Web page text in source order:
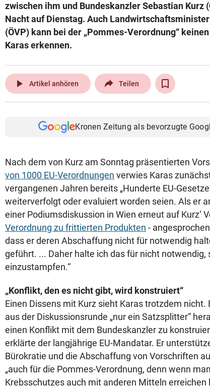
zwischen ihm und Bundeskanzler Sebastian Kurz
Nacht auf Dienstag. Auch
(ÖVP) kann bei der „Pommes-Verordnung“
Karas erkennen.
play_arrow Artikel anhören Teilen
Kronen Zeitung als bevorzugte
Nach dem von Kurz am Sonntag präsentierten
von 1000 EU-Verordnungen verwies Karas
vergangenen Jahren bereits „Hunderte EU-
weiterverfolgt oder evaluiert worden seien. Als er
einer Podiumsdiskussion in Wien erneut auf Kurz‘
Verordnung zu frittierten Produkten -
dass er deren Abschaffung nicht für notwendig
geführt. ... Daher halte ich das für nicht
einzustampfen.“
„Konflikt, den es nicht gibt, wird konstruiert“
Einen Dissens mit Kurz sieht Karas trotzdem nicht.
aus der Diskussionsrunde „nur ein Satzsplitter“
einen Konflikt mit dem Bundeskanzler zu
erklärte der langjährige EU-Mandatar. Er
Bürokratie und die Abschaffung von Vorschriften
„auch für die Pommes-Verordnung, denn wenn
Krebsschutzes auch mit anderen Mitteln erreichen